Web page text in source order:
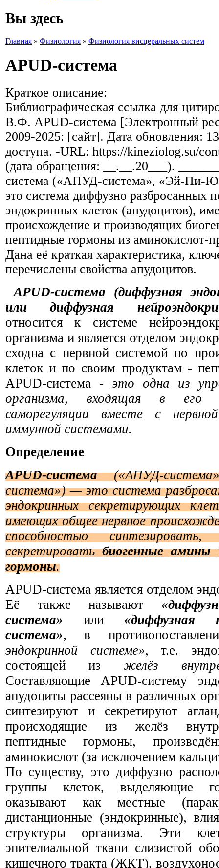
Вы здесь
Главная » Физиология » Физиология висцеральных систем
APUD-система
Краткое описание:
Библиографическая ссылка для
В.Ф. APUD-система [Электронный
2009-2025: [сайт]. Дата обновления:
доступа. -URL: https://kineziolog.su/
(дата обращения: __.__.20___).
система («АПУД-система», «Эй-Пи-
это система диффузно разбросанных
эндокринных клеток (апудоцитов),
происхождение и производящих
пептидные гормоны из аминокислот-
Дана её краткая характеристика,
перечислены свойства апудоцитов.
APUD-система (диффузная
или диффузная
относится к системе
организма и является отделом
сходна с нервной системой по
клеток и по своим продуктам -
APUD-система - это одна из
организма, входящая в его
саморегуляции вместе с
иммунной системами.
Определение
APUD-система
(«АПУД-
система») —этосистема
эндокринныхсекретирующих
имеющих общеенервное
способностью син
секретироватьбиогенные амины
гормоны.
APUD-система является отделом
Её также называют
система» или «диффузная
система», в
эндокринной системе», т.е.
состоящей из желёз
Составляющие APUD-систему
апудоциты рассеяны в различных
синтезируют и секретируют
происходящие из желёз
пептидные гормоны,
аминокислот (за исключением
По существу, это диффузно
группы клеток, выделяющие
оказывают как местные
дистанционные (эндокринные),
структуры организма. Эти
эпителиальной ткани слизистой
кишечного тракта (ЖКТ),